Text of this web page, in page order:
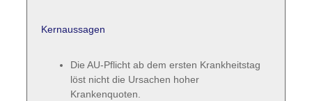
Kernaussagen
Die AU-Pflicht ab dem ersten Krankheitstag
löst nicht die Ursachen hoher
Krankenquoten.